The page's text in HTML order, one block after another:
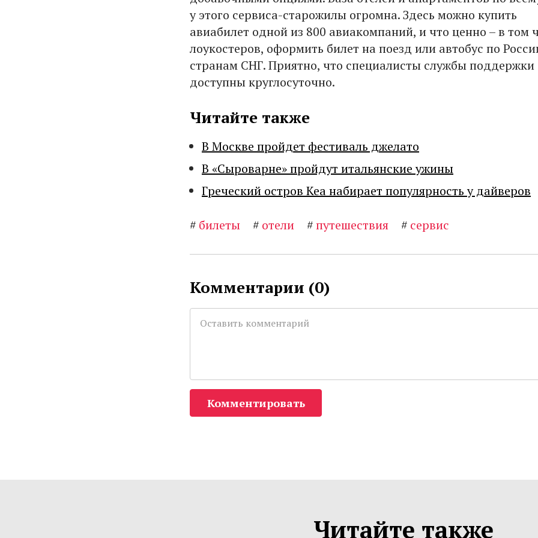
у этого сервиса-старожилы огромна. Здесь можно купить
авиабилет одной из 800 авиакомпаний, и что ценно – в том
лоукостеров, оформить билет на поезд или автобус по
странам СНГ. Приятно, что специалисты службы поддержки
доступны круглосуточно.
Читайте также
В Москве пройдет фестиваль джелато
В «Сыроварне» пройдут итальянские ужины
Греческий остров Кеа набирает популярность у дайверов
# билеты # отели #путешествия # сервис
Комментарии (0)
Комментировать
Читайте также